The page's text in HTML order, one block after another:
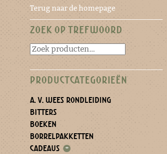
Terug naar de homepage
ZOEK OP TREFWOORD
PRODUCTCATEGORIEËN
A. V. WEES RONDLEIDING
BITTERS
BOEKEN
BORRELPAKKETTEN
CADEAUS +